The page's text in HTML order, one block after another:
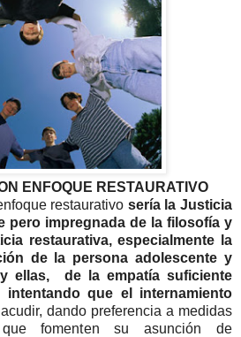
ENFOQUE RESTAURATIVO
restaurativo sería la Justicia
pero impregnada de la filosofía y
restaurativa, especialmente la
de la persona adolescente y
ellas, de la empatía suficiente
intentando que el internamiento
dando preferencia a medidas
que fomenten su asunción de